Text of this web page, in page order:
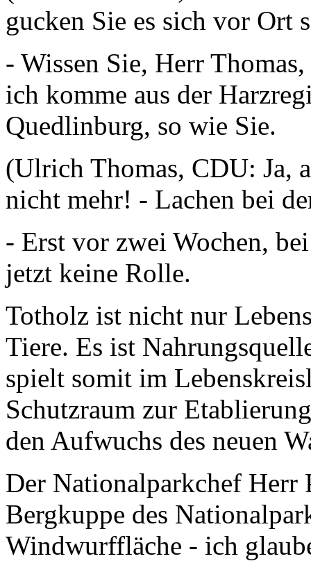
gucken Sie es sich vor Ort
- Wissen Sie, Herr
ich komme aus der
Quedlinburg, so wie Sie.
(Ulrich Thomas, CDU: Ja,
nicht mehr! - Lachen bei
- Erst vor zwei Wochen,
jetzt keine Rolle.
Totholz ist nicht nur
Tiere. Es ist
spielt somit im
Schutzraum zur
den Aufwuchs des neuen
Der Nationalparkchef Herr
Bergkuppe des
Windwurffläche - ich